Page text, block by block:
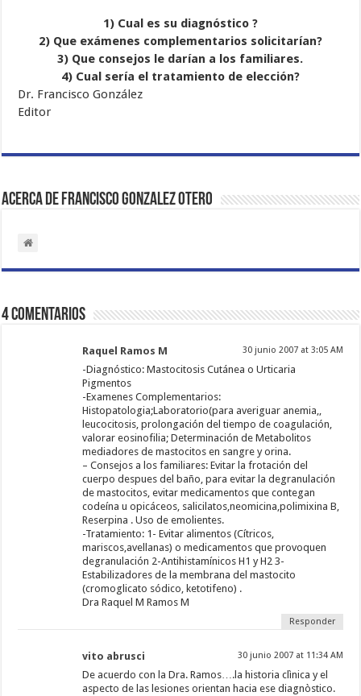
1) Cual es su diagnóstico ?
2) Que exámenes complementarios solicitarían?
3) Que consejos le darían a los familiares.
4) Cual sería el tratamiento de elección?
Dr. Francisco González
Editor
Acerca de Francisco Gonzalez Otero
4 comentarios
Raquel Ramos M 30 junio 2007 at 3:05 AM
-Diagnóstico: Mastocitosis Cutánea o Urticaria
Pigmentos
-Examenes Complementarios:
Histopatologia;Laboratorio(para averiguar anemia,,
leucocitosis, prolongación del tiempo de coagulación,
valorar eosinofilia; Determinación de Metabolitos
mediadores de mastocitos en sangre y orina.
– Consejos a los familiares: Evitar la frotación del
cuerpo despues del baño, para evitar la degranulación
de mastocitos, evitar medicamentos que contegan
codeína u opicáceos, salicilatos,neomicina,polimixina B,
Reserpina . Uso de emolientes.
-Tratamiento: 1- Evitar alimentos (Cítricos,
mariscos,avellanas) o medicamentos que provoquen
degranulación 2-Antihistamínicos H1 y H2 3-
Estabilizadores de la membrana del mastocito
(cromoglicato sódico, ketotifeno) .
Dra Raquel M Ramos M
Responder
vito abrusci 30 junio 2007 at 11:34 AM
De acuerdo con la Dra. Ramos….la historia clìnica y el
aspecto de las lesiones orientan hacia ese diagnòstico.